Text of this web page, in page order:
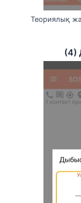
Теориялық
(4)